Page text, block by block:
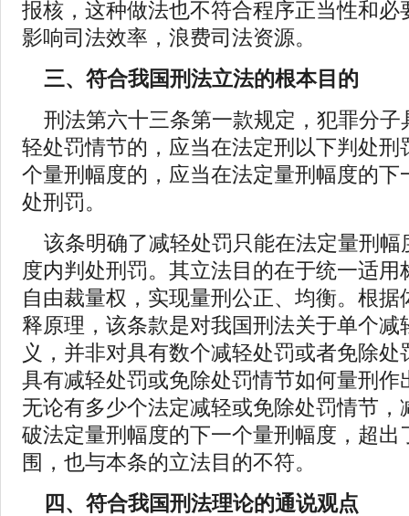
报核，这种做法也不符合程序正当性和必
影响司法效率，浪费司法资源。
三、符合我国刑法立法的根本目的
刑法第六十三条第一款规定，犯罪分子
轻处罚情节的，应当在法定刑以下判处刑
个量刑幅度的，应当在法定量刑幅度的下
处刑罚。
该条明确了减轻处罚只能在法定量刑幅
度内判处刑罚。其立法目的在于统一适用
自由裁量权，实现量刑公正、均衡。根据
释原理，该条款是对我国刑法关于单个减
义，并非对具有数个减轻处罚或者免除处
具有减轻处罚或免除处罚情节如何量刑作
无论有多少个法定减轻或免除处罚情节，
破法定量刑幅度的下一个量刑幅度，超出
围，也与本条的立法目的不符。
四、符合我国刑法理论的通说观点